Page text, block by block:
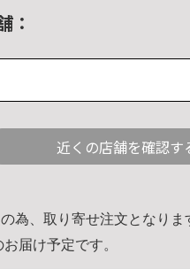
：
近くの店舗を確認す
為、取り寄せ注文となりま
届け予定です。